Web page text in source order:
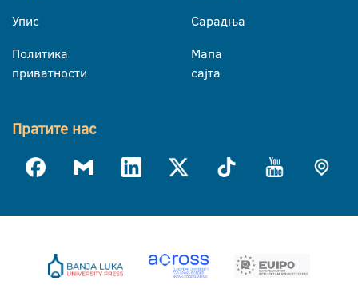
Упис
Политика
приватности
Сарадња
Мапа
сајта
Пратите нас